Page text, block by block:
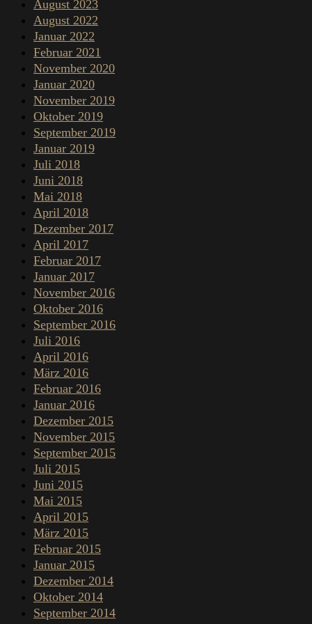
August 2023
August 2022
Januar 2022
Februar 2021
November 2020
Januar 2020
November 2019
Oktober 2019
September 2019
Januar 2019
Juli 2018
Juni 2018
Mai 2018
April 2018
Dezember 2017
April 2017
Februar 2017
Januar 2017
November 2016
Oktober 2016
September 2016
Juli 2016
April 2016
März 2016
Februar 2016
Januar 2016
Dezember 2015
November 2015
September 2015
Juli 2015
Juni 2015
Mai 2015
April 2015
März 2015
Februar 2015
Januar 2015
Dezember 2014
Oktober 2014
September 2014